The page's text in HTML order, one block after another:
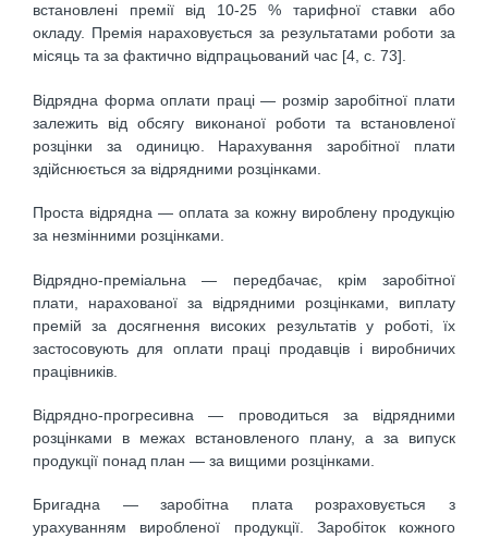
встановлені премії від 10-25 % тарифної ставки або
окладу. Премія нараховується за результатами роботи за
місяць та за фактично відпрацьова­ний час [4, с. 73].
Відрядна форма оплати праці — розмір заробітної плати
залежить від обсягу виконаної роботи та встановленої
розцінки за одиницю. Нарахування заробітної плати
здійснюється за відрядними розцінками.
Проста відрядна — оплата за кожну вироблену продукцію
за незмінними розцінками.
Відрядно-преміальна — передбачає, крім заробітної
плати, нарахованої за відрядними розцінками, виплату
премій за досягнення високих результатів у роботі, їх
застосовують для оплати праці продавців і виробничих
працівників.
Відрядно-прогресивна — проводиться за відрядними
розцінками в межах встановленого плану, а за випуск
продукції понад план — за вищими розцінками.
Бригадна — заробітна плата розраховується з
урахуванням виробленої продукції. Заробіток кожного